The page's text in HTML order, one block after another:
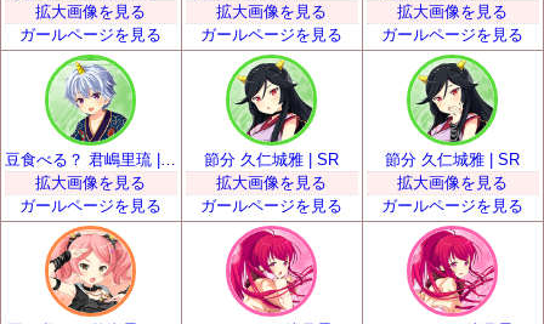
拡大画像を見る
ガールページを見る
拡大画像を見る
ガールページを見る
拡大画像を見る
ガールページを見る
拡大画像を見る
ガールページを見る
節分 久仁城雅 | SR
拡大画像を見る
ガールページを見る
節分 久仁城雅 | SR
拡大画像を見る
ガールページを見る